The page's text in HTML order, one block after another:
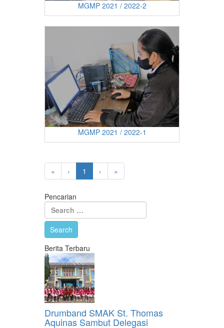
MGMP 2021 / 2022-2
MGMP 2021 / 2022-1
« ‹ 1 › »
Pencarian
Berita Terbaru
Drumband SMAK St. Thomas
Aquinas Sambut Delegasi